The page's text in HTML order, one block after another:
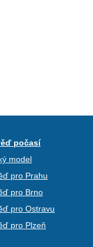
počasí
model
pro Prahu
pro Brno
pro Ostravu
pro Plzeň